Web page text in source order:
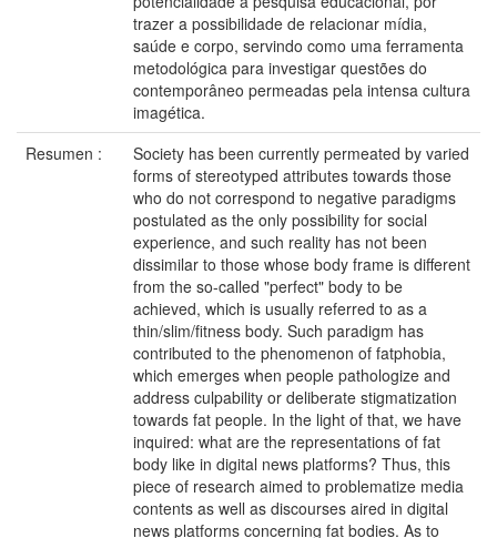
trazer a possibilidade de relacionar mídia,
saúde e corpo, servindo como uma ferramenta
metodológica para investigar questões do
contemporâneo permeadas pela intensa cultura
imagética.
Resumen :
Society has been currently permeated by varied
forms of stereotyped attributes towards those
who do not correspond to negative paradigms
postulated as the only possibility for social
experience, and such reality has not been
dissimilar to those whose body frame is different
from the so-called "perfect" body to be
achieved, which is usually referred to as a
thin/slim/fitness body. Such paradigm has
contributed to the phenomenon of fatphobia,
which emerges when people pathologize and
address culpability or deliberate stigmatization
towards fat people. In the light of that, we have
inquired: what are the representations of fat
body like in digital news platforms? Thus, this
piece of research aimed to problematize media
contents as well as discourses aired in digital
news platforms concerning fat bodies. As to